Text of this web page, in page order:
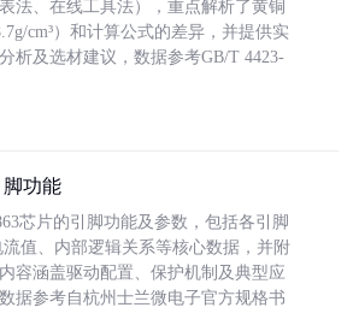
法、在线工具法），重点解析了黄铜
cm³）和计算公式的差异，并提供实
析及选材建议，数据参考GB/T 4423-
脚功能
芯片的引脚功能及参数，包括各引脚
值、内部逻辑关系等核心数据，并附
容涵盖驱动配置、保护机制及典型应
据参考自杭州士兰微电子官方规格书